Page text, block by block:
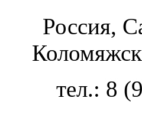
Россия,
тел.: 8